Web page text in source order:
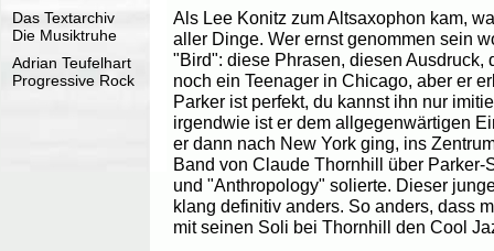
Das Textarchiv
Die Musiktruhe
Adrian Teufelhart
Progressive Rock
Als Lee Konitz zum Altsaxophon kam,
aller Dinge. Wer ernst genommen sein
"Bird": diese Phrasen, diesen Ausdruck,
noch ein Teenager in Chicago, aber er
Parker ist perfekt, du kannst ihn nur
irgendwie ist er dem allgegenwärtigen
er dann nach New York ging, ins
Band von Claude Thornhill über
und "Anthropology" solierte. Dieser
klang definitiv anders. So anders, dass
mit seinen Soli bei Thornhill den Cool